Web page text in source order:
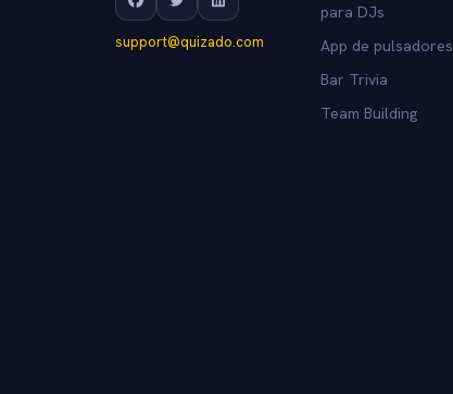
support@quizado.com
para DJs
App de pulsadores
Bar Trivia
Team Building